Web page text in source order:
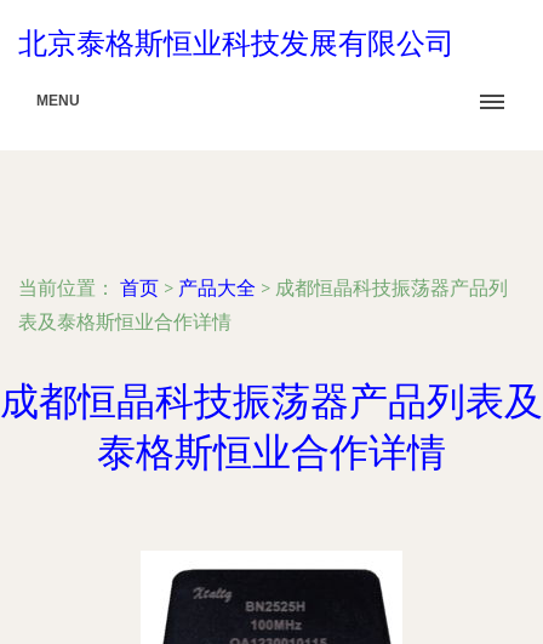
北京泰格斯恒业科技发展有限公司
MENU
当前位置： 首页 > 产品大全 > 成都恒晶科技振荡器产品列
表及泰格斯恒业合作详情
成都恒晶科技振荡器产品列表及
泰格斯恒业合作详情